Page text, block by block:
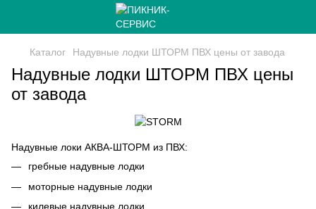
Каталог Надувные лодки ШТОРМ ПВХ цены от завода
Надувные лодки ШТОРМ ПВХ цены
от завода
Надувные локи АКВА-ШТОРМ из ПВХ:
гребные надувные лодки
моторные надувные лодки
килевые надувные лодки